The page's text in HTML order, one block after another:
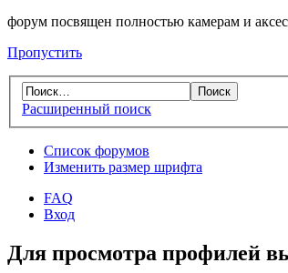
форум посвящен полностью камерам и
Пропустить
Расширенный поиск
Список форумов
Изменить размер шрифта
FAQ
Вход
Для просмотра профилей